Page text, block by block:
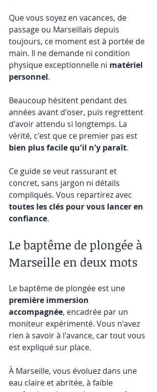
Que vous soyez en vacances, de
passage ou Marseillais depuis
toujours, ce moment est à portée de
main. Il ne demande ni condition
physique exceptionnelle ni matériel
personnel.
Beaucoup hésitent pendant des
années avant d'oser, puis regrettent
d'avoir attendu si longtemps. La
vérité, c'est que ce premier pas est
bien plus facile qu'il n'y paraît.
Ce guide se veut rassurant et
concret, sans jargon ni détails
compliqués. Vous repartirez avec
toutes les clés pour vous lancer en
confiance.
Le baptême de plongée à
Marseille en deux mots
Le baptême de plongée est une
première immersion
accompagnée, encadrée par un
moniteur expérimenté. Vous n'avez
rien à savoir à l'avance, car tout vous
est expliqué sur place.
À Marseille, vous évoluez dans une
eau claire et abritée, à faible